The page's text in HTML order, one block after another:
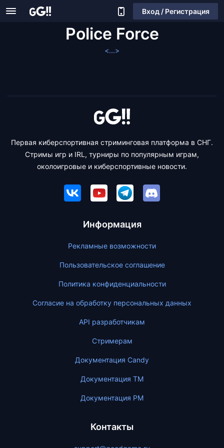
Вход / Регистрация
Police Force
<...>
Первая киберспортивная стриминговая платформа в СНГ.
Стримы игр и IRL, турниры по популярным играм,
околоигровые и киберспортивные новости.
Информация
Рекламные возможности
Пользовательское соглашение
Политика конфиденциальности
Согласие на обработку персональных данных
API разработчикам
Стримерам
Документация Candy
Документация ТМ
Документация PM
Контакты